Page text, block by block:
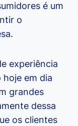
é um
o
experiência
em dia
grandes
dessa
os clientes